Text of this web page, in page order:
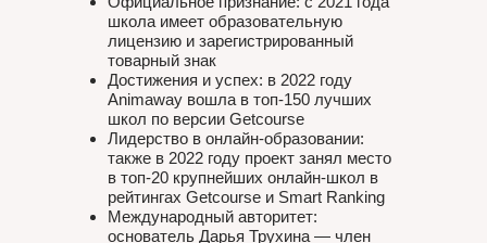
школа имеет образовательную
лицензию и зарегистрированный
товарный знак
Достижения и успех: в 2022 году
Animaway вошла в топ-150 лучших
школ по версии Getcourse
Лидерство в онлайн-образовании:
также в 2022 году проект занял место
в топ-20 крупнейших онлайн-школ в
рейтингах Getcourse и Smart Ranking
Международный авторитет:
основатель Дарья Трухина — член